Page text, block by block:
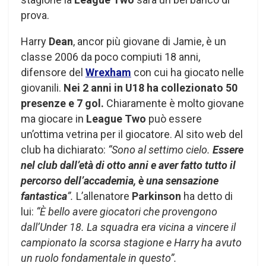
prova.
Harry Dean, ancor più giovane di Jamie, è un
classe 2006 da poco compiuti 18 anni,
difensore del Wrexham con cui ha giocato nelle
giovanili. Nei 2 anni in U18 ha collezionato 50
presenze e 7 gol. Chiaramente è molto giovane
ma giocare in League Two può essere
un’ottima vetrina per il giocatore. Al sito web del
club ha dichiarato: “Sono al settimo cielo. Essere
nel club dall’età di otto anni e aver fatto tutto il
percorso dell’accademia, è una sensazione
fantastica”. L’allenatore Parkinson ha detto di
lui: “È bello avere giocatori che provengono
dall’Under 18. La squadra era vicina a vincere il
campionato la scorsa stagione e Harry ha avuto
un ruolo fondamentale in questo”.